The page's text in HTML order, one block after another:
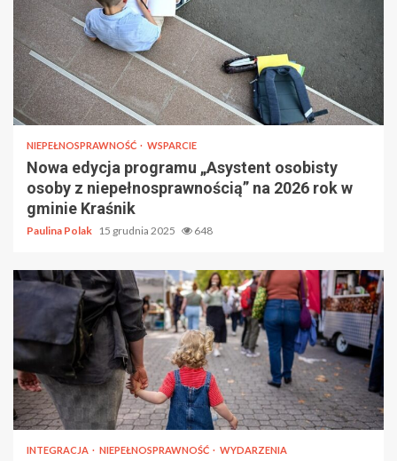
NIEPEŁNOSPRAWNOŚĆ WSPARCIE
Nowa edycja programu „Asystent osobisty
osoby z niepełnosprawnością” na 2026 rok w
gminie Kraśnik
Paulina Polak 15 grudnia 2025 648
INTEGRACJA NIEPEŁNOSPRAWNOŚĆ WYDARZENIA